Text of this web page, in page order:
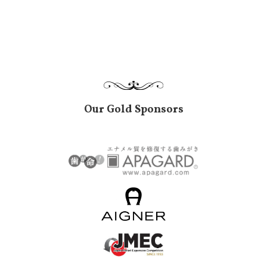
Our Gold Sponsors